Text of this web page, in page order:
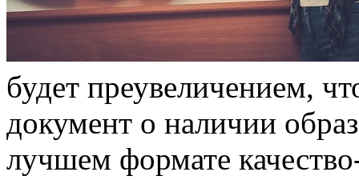
будет преувеличением,
документ о наличии
лучшем формате